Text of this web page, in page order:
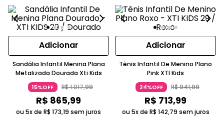
Adicionar
Sandália Infantil Menina Plana
Metalizada Dourada Xti Kids
15%OFF R$1.017,99
R$ 865,99
ou 5x de R$ 173,19 sem juros
Adicionar
Tênis Infantil De Menino Plano
Pink XTI Kids
24%OFF R$941,99
R$ 713,99
ou 5x de R$ 142,79 sem juros